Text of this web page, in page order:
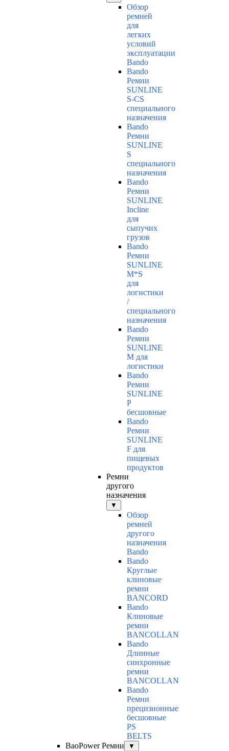
Обзор
ремней
для
легких
условий
эксплуатации
Bando
Bando
Ремни
SUNLINE
S-CS
специального
назначения
Bando
Ремни
SUNLINE
S
специального
назначения
Bando
Ремни
SUNLINE
Incline
для
сыпучих
грузов
Bando
Ремни
SUNLINE
M*S
для
логистики
/
специального
назначения
Bando
Ремни
SUNLINE
M для
логистики
Bando
Ремни
SUNLINE
P
бесшовные
Bando
Ремни
SUNLINE
F для
пищевых
продуктов
Ремни
другого
назначения
▼
Обзор
ремней
другого
назначения
Bando
Bando
Круглые
клиновые
ремни
BANCORD
Bando
Клиновые
ремни
BANCOLLAN
Bando
Длинные
синхронные
ремни
BANCOLLAN
Bando
Ремни
прецизионные
бесшовные
PS
BELTS
BaoPower Ремни
▼